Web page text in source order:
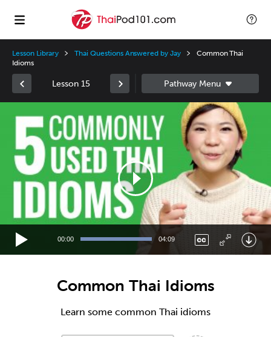
Lesson Library Thai Questions Answered by Jay
Common Thai
Idioms
Lesson 15
Player
00:00 04:09
Common Thai Idioms
Learn some common Thai idioms